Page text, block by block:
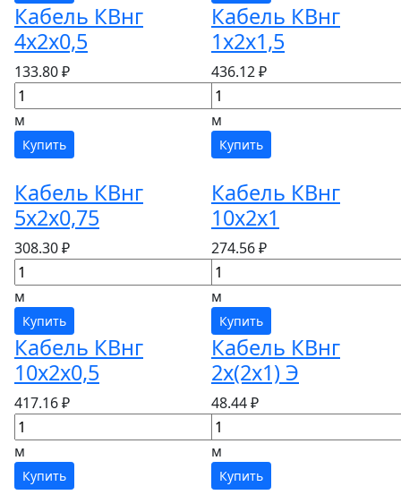
Кабель КВнг
4х2х0,5
133.80 ₽
м
Купить
Кабель КВнг
1х2х1,5
436.12 ₽
м
Купить
Кабель КВнг
5х2х0,75
308.30 ₽
м
Купить
Кабель КВнг
10х2х1
274.56 ₽
м
Купить
Кабель КВнг
10х2х0,5
417.16 ₽
м
Купить
Кабель КВнг
2х(2х1) Э
48.44 ₽
м
Купить